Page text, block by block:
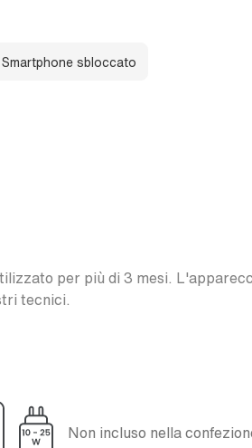
Smartphone sbloccato
per più di 3 mesi.
tecnici.
Non incluso nella